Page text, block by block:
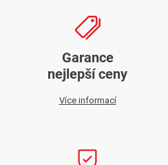
Garance
nejlepší ceny
Více informací